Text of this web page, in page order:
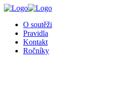
O soutěži
Pravidla
Kontakt
Ročníky